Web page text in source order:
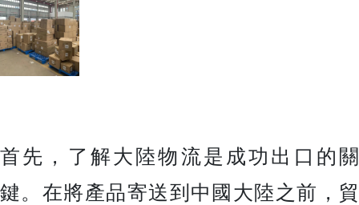
首先，了解大陸物流是成功出口的關
鍵。在將產品寄送到中國大陸之前，貿